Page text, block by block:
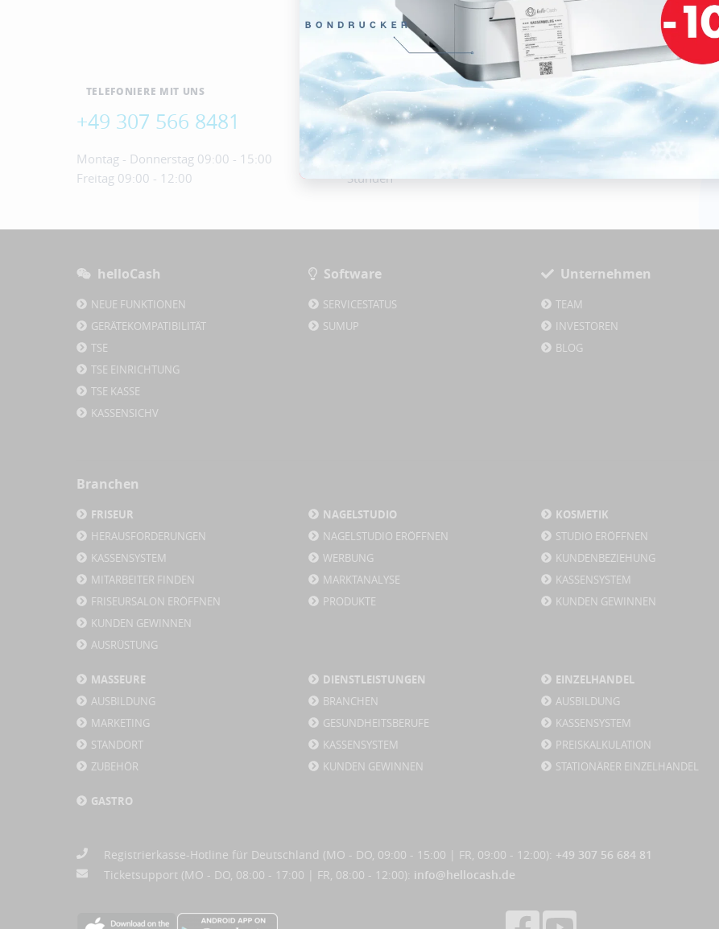
Wir helfen dir gerne weiter!
TELEFONIERE MIT UNS
+49 307 566 8481
Montag - Donnerstag 09:00 - 15:00
Freitag 09:00 - 12:00
SENDE UNS EINE EMAIL
info@hellocash.de
Wir antworten normalerweise innerhalb von 24
Stunden
helloCash
NEUE FUNKTIONEN
GERÄTEKOMPATIBILITÄT
TSE
TSE EINRICHTUNG
TSE KASSE
KASSENSICHV
Software
SERVICESTATUS
SUMUP
Unternehmen
TEAM
INVESTOREN
BLOG
Branchen
FRISEUR
HERAUSFORDERUNGEN
KASSENSYSTEM
MITARBEITER FINDEN
FRISEURSALON ERÖFFNEN
KUNDEN GEWINNEN
AUSRÜSTUNG
NAGELSTUDIO
NAGELSTUDIO ERÖFFNEN
WERBUNG
MARKTANALYSE
PRODUKTE
KOSMETIK
STUDIO ERÖFFNEN
KUNDENBEZIEHUNG
KASSENSYSTEM
KUNDEN GEWINNEN
MASSEURE
AUSBILDUNG
MARKETING
STANDORT
ZUBEHÖR
DIENSTLEISTUNGEN
BRANCHEN
GESUNDHEITSBERUFE
KASSENSYSTEM
KUNDEN GEWINNEN
EINZELHANDEL
AUSBILDUNG
KASSENSYSTEM
PREISKALKULATION
STATIONÄRER EINZELHANDEL
GASTRO
Registrierkasse-Hotline für Deutschland (MO - DO, 09:00 - 15:00 | FR, 09:00 - 12:00): +49 307 56 684 81
Ticketsupport (MO - DO, 08:00 - 17:00 | FR, 08:00 - 12:00): info@hellocash.de